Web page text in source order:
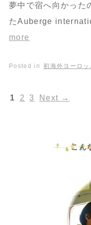
夢中で宿へ向かった
たAuberge
more
Posted in 初海外ヨーロ
1 2 3 Next →
こん